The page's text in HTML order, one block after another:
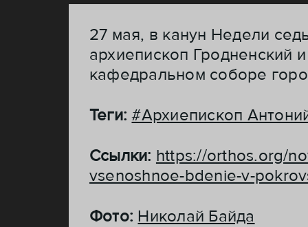
27 мая, в канун Недели
архиепископ
кафедральном соборе
Теги:#Архиепископ
Ссылки: https://orthos.org/
vsenoshnoe-bdenie-v-
Фото: Николай Байда